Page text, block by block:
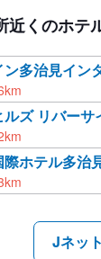
近くのホテ
多治見イン
km
ズ リバーサ
km
ホテル多治
km
Jネッ